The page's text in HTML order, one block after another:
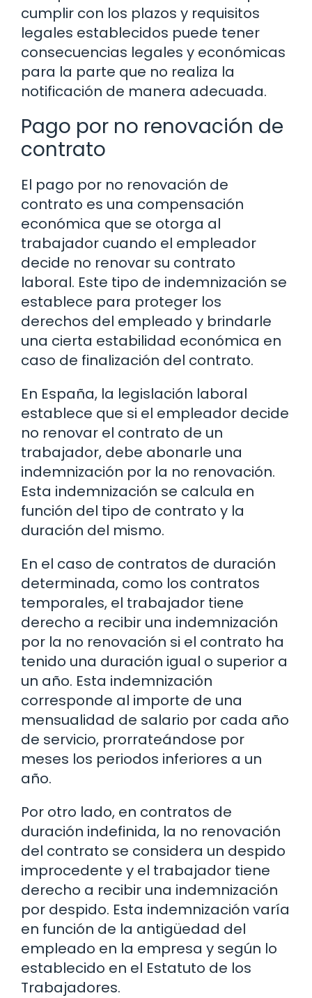
cumplir con los plazos y requisitos
legales establecidos puede tener
consecuencias legales y económicas
para la parte que no realiza la
notificación de manera adecuada.
Pago por no renovación de
contrato
El pago por no renovación de
contrato es una compensación
económica que se otorga al
trabajador cuando el empleador
decide no renovar su contrato
laboral. Este tipo de indemnización se
establece para proteger los
derechos del empleado y brindarle
una cierta estabilidad económica en
caso de finalización del contrato.
En España, la legislación laboral
establece que si el empleador decide
no renovar el contrato de un
trabajador, debe abonarle una
indemnización por la no renovación.
Esta indemnización se calcula en
función del tipo de contrato y la
duración del mismo.
En el caso de contratos de duración
determinada, como los contratos
temporales, el trabajador tiene
derecho a recibir una indemnización
por la no renovación si el contrato ha
tenido una duración igual o superior a
un año. Esta indemnización
corresponde al importe de una
mensualidad de salario por cada año
de servicio, prorrateándose por
meses los periodos inferiores a un
año.
Por otro lado, en contratos de
duración indefinida, la no renovación
del contrato se considera un despido
improcedente y el trabajador tiene
derecho a recibir una indemnización
por despido. Esta indemnización varía
en función de la antigüedad del
empleado en la empresa y según lo
establecido en el Estatuto de los
Trabajadores.